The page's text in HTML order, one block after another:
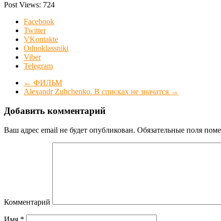
Post Views: 724
Facebook
Twitter
VKontakte
Odnoklassniki
Viber
Telegram
← ФИЛЬМ
Alexandr Zubchenko. В списках не значатся →
Добавить комментарий
Ваш адрес email не будет опубликован. Обязательные поля
Комментарий
Имя *